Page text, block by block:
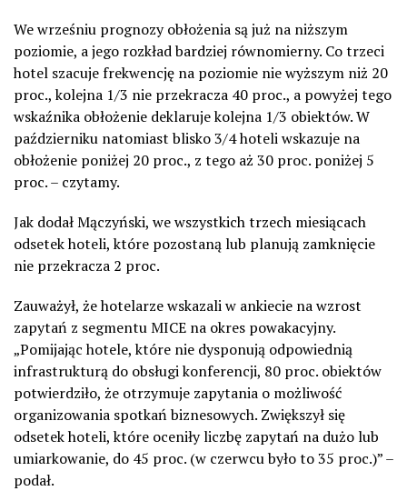
We wrześniu prognozy obłożenia są już na niższym
poziomie, a jego rozkład bardziej równomierny. Co trzeci
hotel szacuje frekwencję na poziomie nie wyższym niż 20
proc., kolejna 1/3 nie przekracza 40 proc., a powyżej tego
wskaźnika obłożenie deklaruje kolejna 1/3 obiektów. W
październiku natomiast blisko 3/4 hoteli wskazuje na
obłożenie poniżej 20 proc., z tego aż 30 proc. poniżej 5
proc. – czytamy.
Jak dodał Mączyński, we wszystkich trzech miesiącach
odsetek hoteli, które pozostaną lub planują zamknięcie
nie przekracza 2 proc.
Zauważył, że hotelarze wskazali w ankiecie na wzrost
zapytań z segmentu MICE na okres powakacyjny.
„Pomijając hotele, które nie dysponują odpowiednią
infrastrukturą do obsługi konferencji, 80 proc. obiektów
potwierdziło, że otrzymuje zapytania o możliwość
organizowania spotkań biznesowych. Zwiększył się
odsetek hoteli, które oceniły liczbę zapytań na dużo lub
umiarkowanie, do 45 proc. (w czerwcu było to 35 proc.)” –
podał.